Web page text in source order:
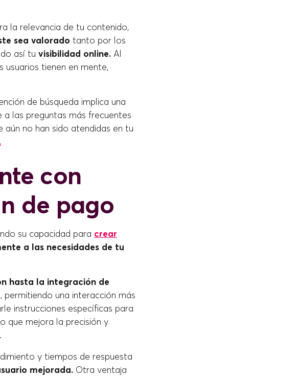
la relevancia de tu contenido,
sea valorado tanto por los
así tu visibilidad online. Al
usuarios tienen en mente,
de búsqueda implica una
las preguntas más frecuentes
aún no han sido atendidas en tu
con
de pago
su capacidad para crear
a las necesidades de tu
hasta la integración de
, permitiendo una interacción más
instrucciones específicas para
que mejora la precisión y
y tiempos de respuesta
mejorada. Otra ventaja